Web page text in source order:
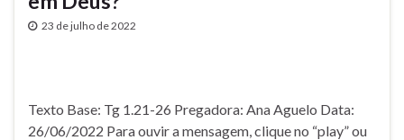
23 de julho de 2022
Texto Base: Tg 1.21-26 Pregadora: Ana Aguelo Data:
26/06/2022 Para ouvir a mensagem, clique no “play” ou